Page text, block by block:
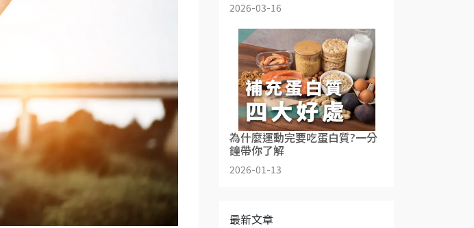
2026-03-16
為什麼運動完要吃蛋白質?一分
鐘帶你了解
2026-01-13
最新文章